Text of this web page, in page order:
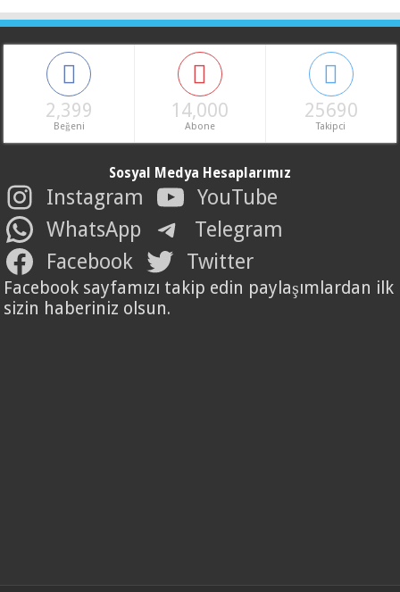
2,399
Beğeni
14,000
Abone
25690
Takipci
Sosyal Medya Hesaplarımız
Instagram
YouTube
WhatsApp
Telegram
Facebook
Twitter
Facebook sayfamızı takip edin paylaşımlardan ilk
sizin haberiniz olsun.